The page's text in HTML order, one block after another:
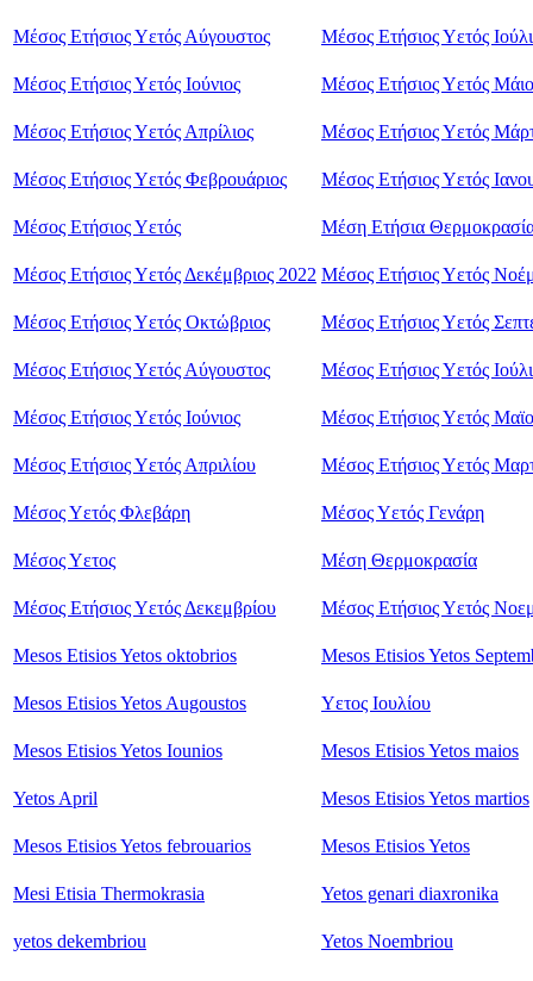
Μέσος Ετήσιος Υετός Αύγουστος Μέσος Ετήσιος Υετός
Μέσος Ετήσιος Υετός Ιούνιος Μέσος Ετήσιος Υετός
Μέσος Ετήσιος Υετός Απρίλιος Μέσος Ετήσιος Υετός
Μέσος Ετήσιος Υετός Φεβρουάριος Μέσος Ετήσιος Υετός
Μέσος Ετήσιος Υετός Μέση Ετήσια
Μέσος Ετήσιος Υετός Δεκέμβριος 2022 Μέσος Ετήσιος Υετός
Μέσος Ετήσιος Υετός Οκτώβριος Μέσος Ετήσιος Υετός
Μέσος Ετήσιος Υετός Αύγουστος Μέσος Ετήσιος Υετός
Μέσος Ετήσιος Υετός Ιούνιος Μέσος Ετήσιος Υετός
Μέσος Ετήσιος Υετός Απριλίου Μέσος Ετήσιος Υετός
Μέσος Υετός Φλεβάρη Μέσος Υετός Γενάρη
Mέσος Υετος Mέση Θερμοκρασία
Μέσος Ετήσιος Υετός Δεκεμβρίου Μέσος Ετήσιος Υετός
Mesos Etisios Yetos oktobrios Mesos Etisios Yetos
Mesos Etisios Yetos Augoustos Υετος Ιουλίου
Mesos Etisios Yetos Iounios Mesos Etisios Yetos maios
Yetos April Mesos Etisios Yetos martios
Mesos Etisios Yetos febrouarios Mesos Etisios Yetos
Mesi Etisia Thermokrasia Yetos genari diaxronika
yetos dekembriou Yetos Noembriou